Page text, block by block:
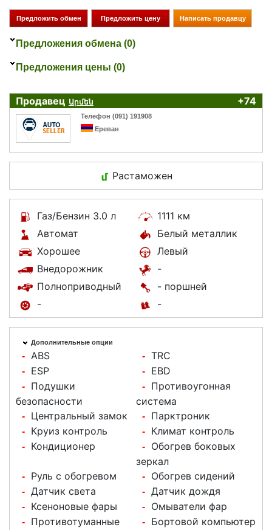
Предложения обмена (0)
Предложения цены (0)
Продавец Արմեն +74
Телефон (091) 191908
Ереван
Растаможен
Газ/Бензин 3.0 л
1111 км
Автомат
Белый металлик
Хорошее
Левый
Внедорожник
-
Полноприводный
- поршней
-
-
Дополнительные опции
- ABS - TRC
- ESP - EBD
-
Подушки
безопасности
-
Противоугонная
система
- Центральный замок - Парктроник
- Круиз контроль - Климат контроль
- Кондиционер -
Обогрев боковых
зеркал
- Руль с обогревом - Обогрев сидений
- Датчик света - Датчик дождя
- Ксеноновые фары - Омыватели фар
-
Противотуманные
- Бортовой компьютер